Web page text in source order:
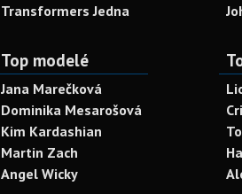
Transformers Jedna
Top modelé
Jana Marečková
Dominika Mesarošová
Kim Kardashian
Martin Zach
Angel Wicky